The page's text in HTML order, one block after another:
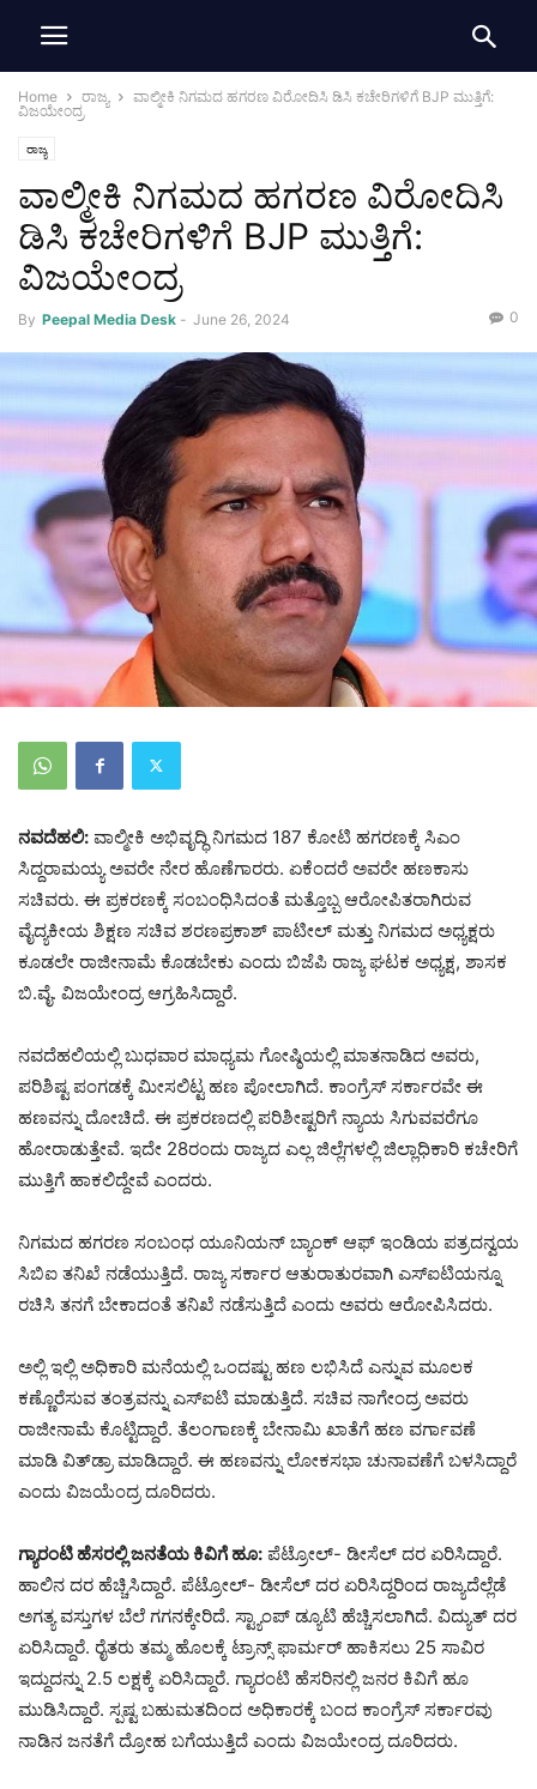
Home ರಾಜ್ಯ
ವಾಲ್ಮೀಕಿ ನಿಗಮದ ಹಗರಣ ವಿರೋದಿಸಿ ಡಿಸಿ ಕಚೇರಿಗಳಿಗೆ BJP ಮುತ್ತಿಗೆ:
ವಿಜಯೇಂದ್ರ
ರಾಜ್ಯ
ವಾಲ್ಮೀಕಿ ನಿಗಮದ ಹಗರಣ ವಿರೋದಿಸಿ
ಡಿಸಿ ಕಚೇರಿಗಳಿಗೆ BJP ಮುತ್ತಿಗೆ:
ವಿಜಯೇಂದ್ರ
By Peepal Media Desk - June 26, 2024 0
ನವದೆಹಲಿ: ವಾಲ್ಮೀಕಿ ಅಭಿವೃದ್ಧಿ ನಿಗಮದ 187 ಕೋಟಿ ಹಗರಣಕ್ಕೆ ಸಿಎಂ
ಸಿದ್ದರಾಮಯ್ಯ ಅವರೇ ನೇರ ಹೊಣೆಗಾರರು. ಏಕೆಂದರೆ ಅವರೇ ಹಣಕಾಸು
ಸಚಿವರು. ಈ ಪ್ರಕರಣಕ್ಕೆ ಸಂಬಂಧಿಸಿದಂತೆ ಮತ್ತೊಬ್ಬ ಆರೋಪಿತರಾಗಿರುವ
ವೈದ್ಯಕೀಯ ಶಿಕ್ಷಣ ಸಚಿವ ಶರಣಪ್ರಕಾಶ್ ಪಾಟೀಲ್ ಮತ್ತು ನಿಗಮದ ಅಧ್ಯಕ್ಷರು
ಕೂಡಲೇ ರಾಜೀನಾಮೆ ಕೊಡಬೇಕು ಎಂದು ಬಿಜೆಪಿ ರಾಜ್ಯ ಘಟಕ ಅಧ್ಯಕ್ಷ, ಶಾಸಕ
ಬಿ.ವೈ. ವಿಜಯೇಂದ್ರ ಆಗ್ರಹಿಸಿದ್ದಾರೆ.
ನವದೆಹಲಿಯಲ್ಲಿ ಬುಧವಾರ ಮಾಧ್ಯಮ ಗೋಷ್ಠಿಯಲ್ಲಿ ಮಾತನಾಡಿದ ಅವರು,
ಪರಿಶಿಷ್ಟ ಪಂಗಡಕ್ಕೆ ಮೀಸಲಿಟ್ಟ ಹಣ ಪೋಲಾಗಿದೆ. ಕಾಂಗ್ರೆಸ್ ಸರ್ಕಾರವೇ ಈ
ಹಣವನ್ನು ದೋಚಿದೆ. ಈ ಪ್ರಕರಣದಲ್ಲಿ ಪರಿಶೀಷ್ಟರಿಗೆ ನ್ಯಾಯ ಸಿಗುವವರೆಗೂ
ಹೋರಾಡುತ್ತೇವೆ. ಇದೇ 28ರಂದು ರಾಜ್ಯದ ಎಲ್ಲ ಜಿಲ್ಲೆಗಳಲ್ಲಿ ಜಿಲ್ಲಾಧಿಕಾರಿ ಕಚೇರಿಗೆ
ಮುತ್ತಿಗೆ ಹಾಕಲಿದ್ದೇವೆ ಎಂದರು.
ನಿಗಮದ ಹಗರಣ ಸಂಬಂಧ ಯೂನಿಯನ್ ಬ್ಯಾಂಕ್ ಆಫ್ ಇಂಡಿಯ ಪತ್ರದನ್ವಯ
ಸಿಬಿಐ ತನಿಖೆ ನಡೆಯುತ್ತಿದೆ. ರಾಜ್ಯ ಸರ್ಕಾರ ಆತುರಾತುರವಾಗಿ ಎಸ್‍ಐಟಿಯನ್ನೂ
ರಚಿಸಿ ತನಗೆ ಬೇಕಾದಂತೆ ತನಿಖೆ ನಡೆಸುತ್ತಿದೆ ಎಂದು ಅವರು ಆರೋಪಿಸಿದರು.
ಅಲ್ಲಿ ಇಲ್ಲಿ ಅಧಿಕಾರಿ ಮನೆಯಲ್ಲಿ ಒಂದಷ್ಟು ಹಣ ಲಭಿಸಿದೆ ಎನ್ನುವ ಮೂಲಕ
ಕಣ್ಣೊರೆಸುವ ತಂತ್ರವನ್ನು ಎಸ್‍ಐಟಿ ಮಾಡುತ್ತಿದೆ. ಸಚಿವ ನಾಗೇಂದ್ರ ಅವರು
ರಾಜೀನಾಮೆ ಕೊಟ್ಟಿದ್ದಾರೆ. ತೆಲಂಗಾಣಕ್ಕೆ ಬೇನಾಮಿ ಖಾತೆಗೆ ಹಣ ವರ್ಗಾವಣೆ
ಮಾಡಿ ವಿತ್‍ಡ್ರಾ ಮಾಡಿದ್ದಾರೆ. ಈ ಹಣವನ್ನು ಲೋಕಸಭಾ ಚುನಾವಣೆಗೆ ಬಳಸಿದ್ದಾರೆ
ಎಂದು ವಿಜಯೆಂದ್ರ ದೂರಿದರು.
ಗ್ಯಾರಂಟಿ ಹೆಸರಲ್ಲಿ ಜನತೆಯ ಕಿವಿಗೆ ಹೂ: ಪೆಟ್ರೋಲ್- ಡೀಸೆಲ್ ದರ ಏರಿಸಿದ್ದಾರೆ.
ಹಾಲಿನ ದರ ಹೆಚ್ಚಿಸಿದ್ದಾರೆ. ಪೆಟ್ರೋಲ್- ಡೀಸೆಲ್ ದರ ಏರಿಸಿದ್ದರಿಂದ ರಾಜ್ಯದೆಲ್ಲೆಡೆ
ಅಗತ್ಯ ವಸ್ತುಗಳ ಬೆಲೆ ಗಗನಕ್ಕೇರಿದೆ. ಸ್ಟ್ಯಾಂಪ್ ಡ್ಯೂಟಿ ಹೆಚ್ಚಿಸಲಾಗಿದೆ. ವಿದ್ಯುತ್ ದರ
ಏರಿಸಿದ್ದಾರೆ. ರೈತರು ತಮ್ಮ ಹೊಲಕ್ಕೆ ಟ್ರಾನ್ಸ್ ಫಾರ್ಮರ್ ಹಾಕಿಸಲು 25 ಸಾವಿರ
ಇದ್ದುದನ್ನು 2.5 ಲಕ್ಷಕ್ಕೆ ಏರಿಸಿದ್ದಾರೆ. ಗ್ಯಾರಂಟಿ ಹೆಸರಿನಲ್ಲಿ ಜನರ ಕಿವಿಗೆ ಹೂ
ಮುಡಿಸಿದ್ದಾರೆ. ಸ್ಪಷ್ಟ ಬಹುಮತದಿಂದ ಅಧಿಕಾರಕ್ಕೆ ಬಂದ ಕಾಂಗ್ರೆಸ್ ಸರ್ಕಾರವು
ನಾಡಿನ ಜನತೆಗೆ ದ್ರೋಹ ಬಗೆಯುತ್ತಿದೆ ಎಂದು ವಿಜಯೇಂದ್ರ ದೂರಿದರು.